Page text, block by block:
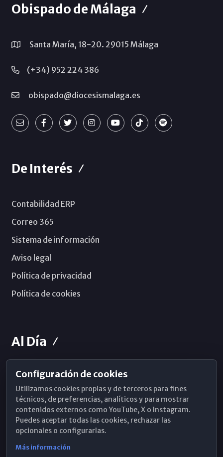
Obispado de Málaga
Santa María, 18-20. 29015 Málaga
(+34) 952 224 386
obispado@diocesismalaga.es
De Interés
Contabilidad ERP
Correo 365
Sistema de información
Aviso legal
Política de privacidad
Política de cookies
Al Día
Horarios de Misa
Hemeroteca
WhatsApp
Configuración de cookies
Utilizamos cookies propias y de terceros para fines
técnicos, de preferencias, analíticos y para mostrar
contenidos externos como YouTube, X o Instagram.
Puedes aceptar todas las cookies, rechazar las
opcionales o configurarlas.
Más información